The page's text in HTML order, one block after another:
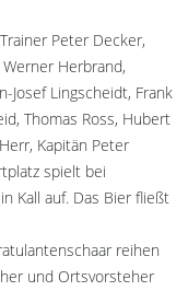
Peter Decker,
Herbrand,
Josef Lingscheidt, Frank
Thomas Ross, Hubert
Kapitän Peter
spielt bei
Kall auf. Das Bier fließt
reihen
und Ortsvorsteher